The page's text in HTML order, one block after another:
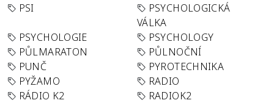
PSI
PSYCHOLOGICKÁ
VÁLKA
PSYCHOLOGIE
PSYCHOLOGY
PŮLMARATON
PŮLNOČNÍ
PUNČ
PYROTECHNIKA
PYŽAMO
RADIO
RÁDIO K2
RADIOK2